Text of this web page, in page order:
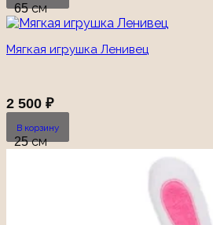
65 см
Мягкая игрушка Ленивец
2 500 ₽
В корзину
25 см